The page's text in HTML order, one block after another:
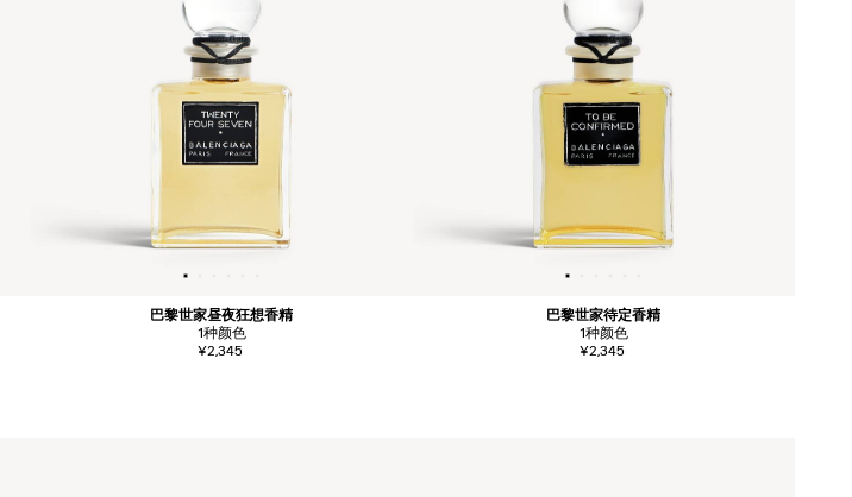
巴黎世家昼夜狂想香精
1种颜色
¥2,345
巴黎世家待定香精
1种颜色
¥2,345